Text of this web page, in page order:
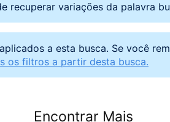
recuperar variações da palavra
a esta busca. Se você
os filtros a partir desta busca.
Encontrar Mais